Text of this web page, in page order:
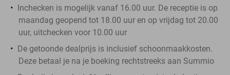
Inchecken is mogelijk vanaf 16.00 uur. De receptie is op
maandag geopend tot 18.00 uur en op vrijdag tot 20.00
uur, uitchecken voor 10.00 uur
De getoonde dealprijs is inclusief schoonmaakkosten.
Deze betaal je na je boeking rechtstreeks aan Summio